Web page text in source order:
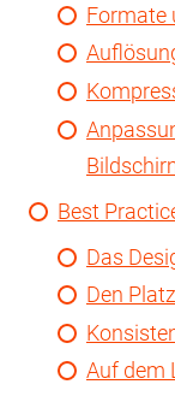
Formate
Best
Das
Den
Auf dem